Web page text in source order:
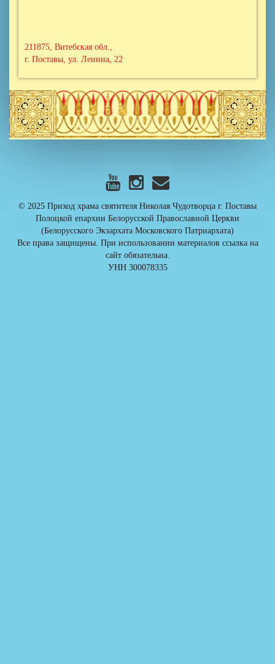
211875, Витебская обл.,
г. Поставы, ул. Ленина, 22
© 2025 Приход храма cвятителя Николая Чудотворца г. Поставы
Полоцкой епархии Белорусской Православной Церкви
(Белорусского Экзархата Московского Патриархата)
Все права защищены. При использовании материалов ссылка на
сайт обязательна.
УНН 300078335